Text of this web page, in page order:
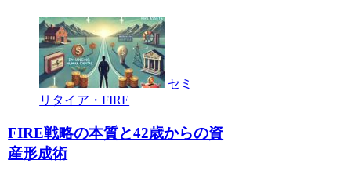
セミ
リタイア・FIRE
FIRE戦略の本質と42歳からの資
産形成術